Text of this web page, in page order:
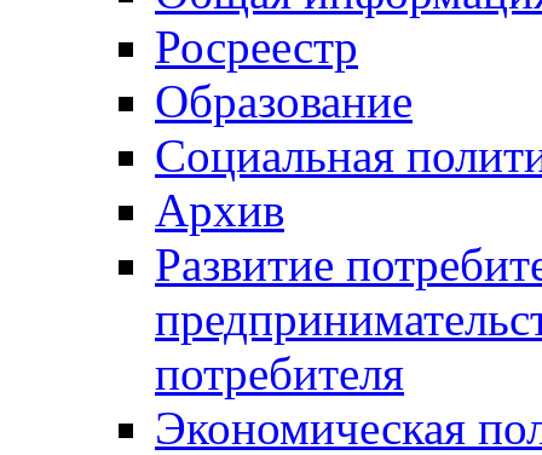
Росреестр
Образование
Социальная
Архив
Развитие
потребителя
Экономическая